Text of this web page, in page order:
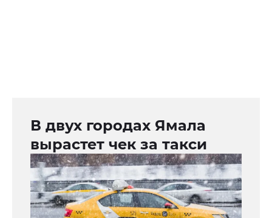
В двух городах Ямала
вырастет чек за такси